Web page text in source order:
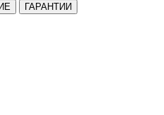
ГАРАНТИИ